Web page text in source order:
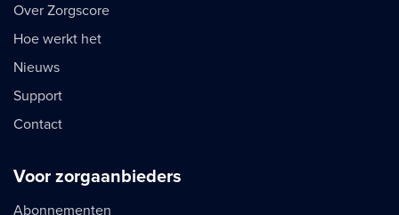
Over Zorgscore
Hoe werkt het
Nieuws
Support
Contact
Voor zorgaanbieders
Abonnementen